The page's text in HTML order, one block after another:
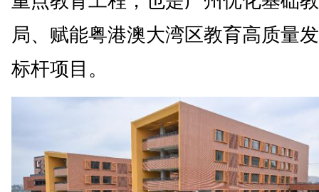
局、赋能粤港澳大湾区教育高质量
标杆项目。